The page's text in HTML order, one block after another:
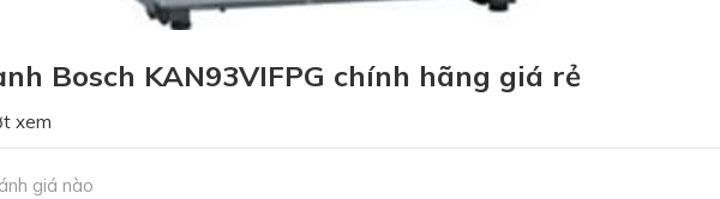
Bosch KAN93VIFPG chính hãng giá rẻ
xem
giá nào